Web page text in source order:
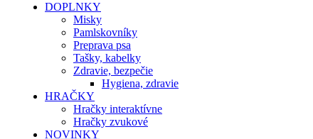
DOPLNKY
Misky
Pamlskovníky
Preprava psa
Tašky, kabelky
Zdravie, bezpečie
Hygiena, zdravie
HRAČKY
Hračky interaktívne
Hračky zvukové
NOVINKY